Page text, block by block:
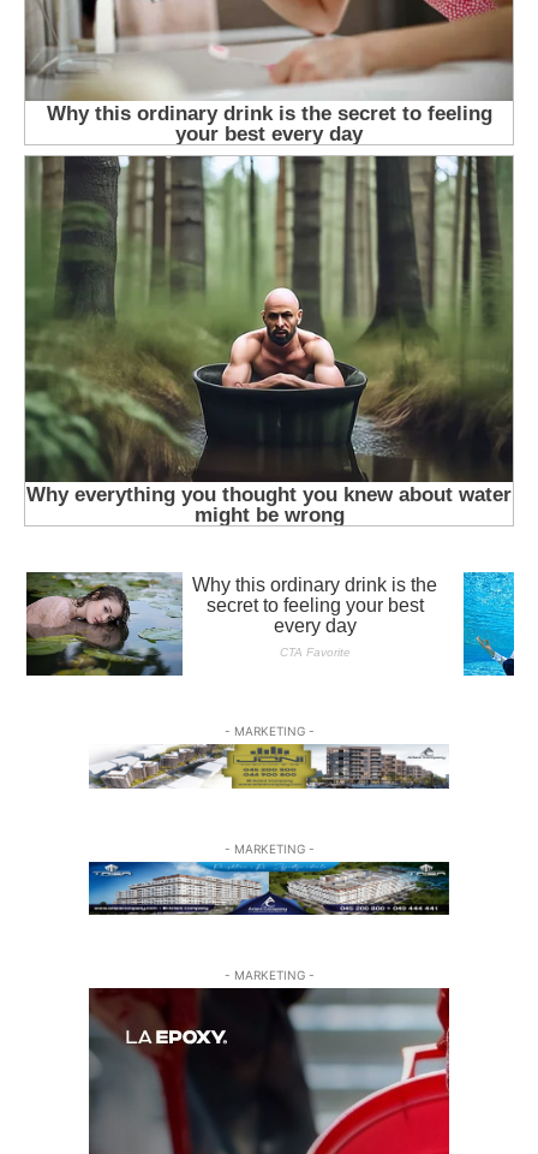
- MARKETING -
- MARKETING -
- MARKETING -